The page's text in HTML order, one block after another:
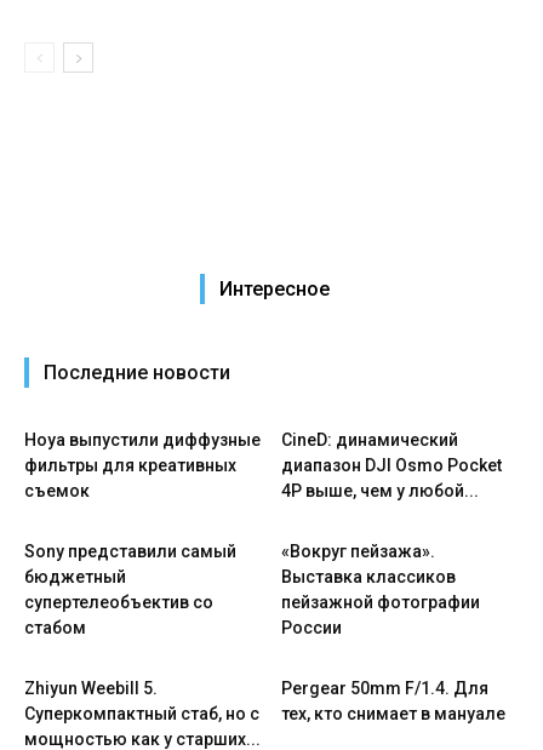
Интересное
Последние новости
Hoya выпустили диффузные
фильтры для креативных
съемок
CineD: динамический
диапазон DJI Osmo Pocket
4P выше, чем у любой...
Sony представили самый
бюджетный
супертелеобъектив со
стабом
«Вокруг пейзажа».
Выставка классиков
пейзажной фотографии
России
Zhiyun Weebill 5.
Cуперкомпактный стаб, но с
мощностью как у старших...
Pergear 50mm F/1.4. Для
тех, кто снимает в мануале